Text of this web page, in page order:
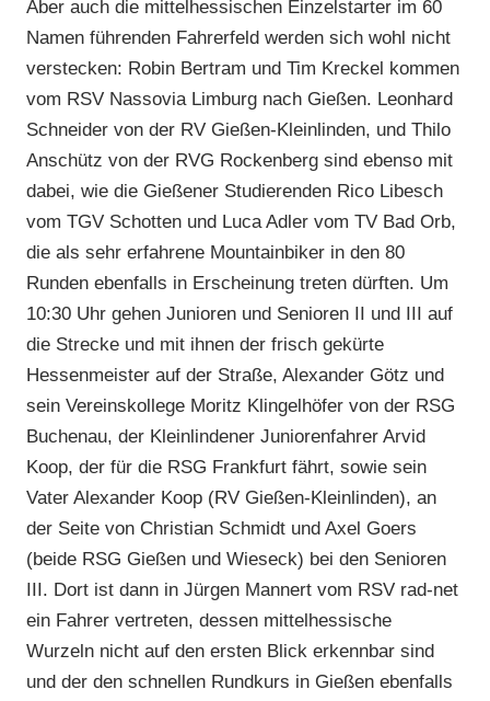
Aber auch die mittelhessischen Einzelstarter im 60
Namen führenden Fahrerfeld werden sich wohl nicht
verstecken: Robin Bertram und Tim Kreckel kommen
vom RSV Nassovia Limburg nach Gießen. Leonhard
Schneider von der RV Gießen-Kleinlinden, und Thilo
Anschütz von der RVG Rockenberg sind ebenso mit
dabei, wie die Gießener Studierenden Rico Libesch
vom TGV Schotten und Luca Adler vom TV Bad Orb,
die als sehr erfahrene Mountainbiker in den 80
Runden ebenfalls in Erscheinung treten dürften. Um
10:30 Uhr gehen Junioren und Senioren II und III auf
die Strecke und mit ihnen der frisch gekürte
Hessenmeister auf der Straße, Alexander Götz und
sein Vereinskollege Moritz Klingelhöfer von der RSG
Buchenau, der Kleinlindener Juniorenfahrer Arvid
Koop, der für die RSG Frankfurt fährt, sowie sein
Vater Alexander Koop (RV Gießen-Kleinlinden), an
der Seite von Christian Schmidt und Axel Goers
(beide RSG Gießen und Wieseck) bei den Senioren
III. Dort ist dann in Jürgen Mannert vom RSV rad-net
ein Fahrer vertreten, dessen mittelhessische
Wurzeln nicht auf den ersten Blick erkennbar sind
und der den schnellen Rundkurs in Gießen ebenfalls